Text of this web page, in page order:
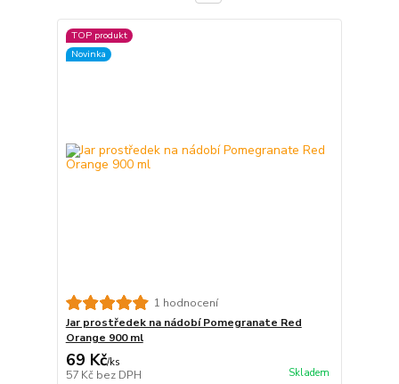
TOP produkt
Novinka
1 hodnocení
Jar prostředek na nádobí Pomegranate Red
Orange 900 ml
69 Kč/ks
57 Kč bez DPH Skladem